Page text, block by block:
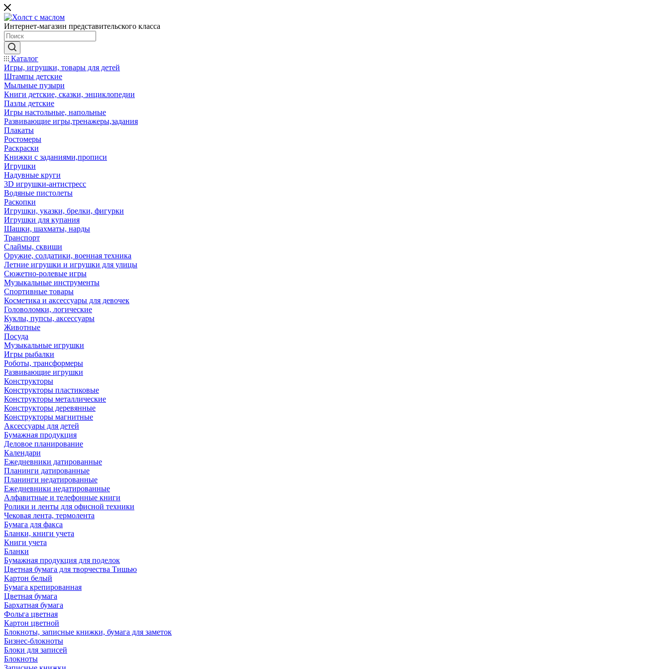
Интернет-магазин представительского класса
Каталог
Игры, игрушки, товары для детей
Штампы детские
Мыльные пузыри
Книги детские, сказки, энциклопедии
Пазлы детские
Игры настольные, напольные
Развивающие игры,тренажеры,задания
Плакаты
Ростомеры
Раскраски
Книжки с заданиями,прописи
Игрушки
Надувные круги
3D игрушки-антистресс
Водяные пистолеты
Раскопки
Игрушки, указки, брелки, фигурки
Игрушки для купания
Шашки, шахматы, нарды
Транспорт
Слаймы, сквиши
Оружие, солдатики, военная техника
Летние игрушки и игрушки для улицы
Сюжетно-ролевые игры
Музыкальные инструменты
Спортивные товары
Косметика и аксессуары для девочек
Головоломки, логические
Куклы, пупсы, аксессуары
Животные
Посуда
Музыкальные игрушки
Игры рыбалки
Роботы, трансформеры
Развивающие игрушки
Конструкторы
Конструкторы пластиковые
Конструкторы металлические
Конструкторы деревянные
Конструкторы магнитные
Аксессуары для детей
Бумажная продукция
Деловое планирование
Календари
Ежедневники датированные
Планинги датированные
Планинги недатированные
Ежедневники недатированные
Алфавитные и телефонные книги
Ролики и ленты для офисной техники
Чековая лента, термолента
Бумага для факса
Бланки, книги учета
Книги учета
Бланки
Бумажная продукция для поделок
Цветная бумага для творчества Тишью
Картон белый
Бумага крепированная
Цветная бумага
Бархатная бумага
Фольга цветная
Картон цветной
Блокноты, записные книжки, бумага для заметок
Бизнес-блокноты
Блоки для записей
Блокноты